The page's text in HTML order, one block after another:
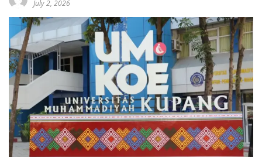
July 2, 2026